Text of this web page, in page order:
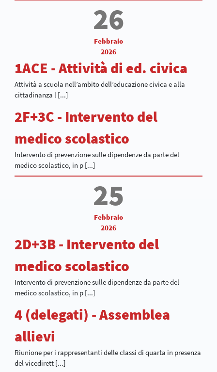
26
Febbraio
2026
1ACE - Attività di ed. civica
Attività a scuola nell’ambito dell’educazione civica e alla
cittadinanza l [...]
2F+3C - Intervento del
medico scolastico
Intervento di prevenzione sulle dipendenze da parte del
medico scolastico, in p [...]
25
Febbraio
2026
2D+3B - Intervento del
medico scolastico
Intervento di prevenzione sulle dipendenze da parte del
medico scolastico, in p [...]
4 (delegati) - Assemblea
allievi
Riunione per i rappresentanti delle classi di quarta in presenza
del vicedirett [...]